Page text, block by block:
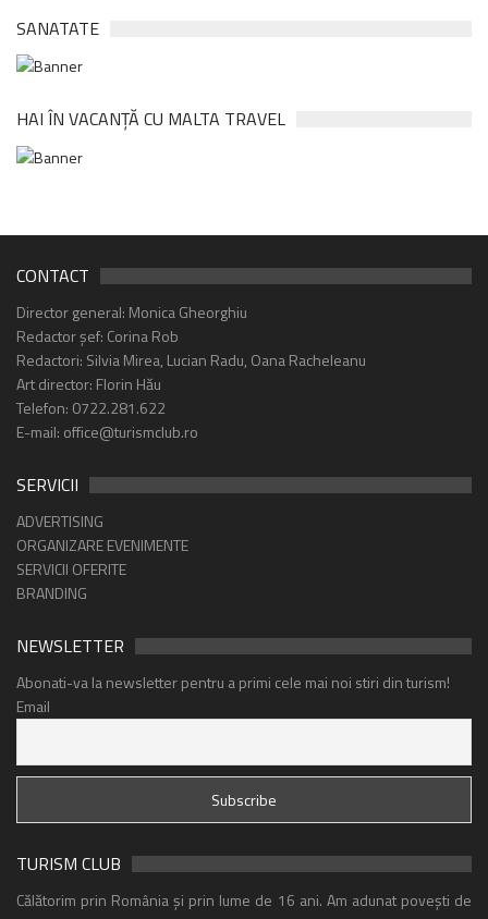
SANATATE
HAI ÎN VACANȚĂ CU MALTA TRAVEL
CONTACT
Director general: Monica Gheorghiu
Redactor șef: Corina Rob
Redactori: Silvia Mirea, Lucian Radu, Oana Racheleanu
Art director: Florin Hău
Telefon: 0722.281.622
E-mail: office@turismclub.ro
SERVICII
ADVERTISING
ORGANIZARE EVENIMENTE
SERVICII OFERITE
BRANDING
NEWSLETTER
Abonati-va la newsletter pentru a primi cele mai noi stiri din turism!
Email
TURISM CLUB
Călătorim prin România și prin lume de 16 ani. Am adunat povești de